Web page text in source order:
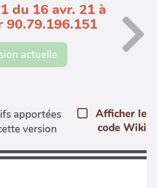
du 16 avr. 21 à
90.79.196.151
actuelle
apportées
version
Afficher le
code Wiki